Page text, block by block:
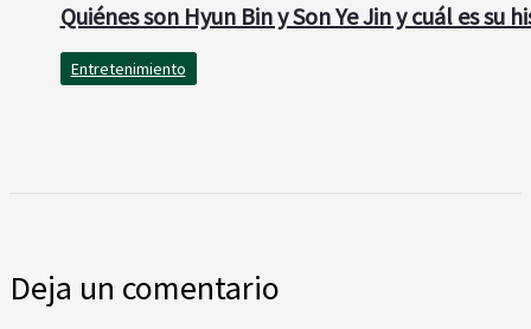
Quiénes son Hyun Bin y Son Ye Jin y cuál es su
Entretenimiento
Deja un comentario